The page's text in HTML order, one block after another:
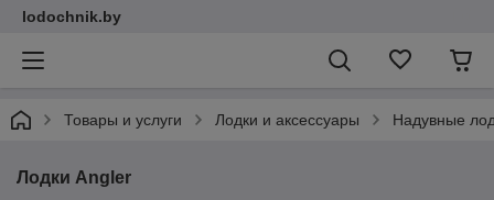
lodochnik.by
Товары и услуги Лодки и аксессуары Надувные
Лодки Angler